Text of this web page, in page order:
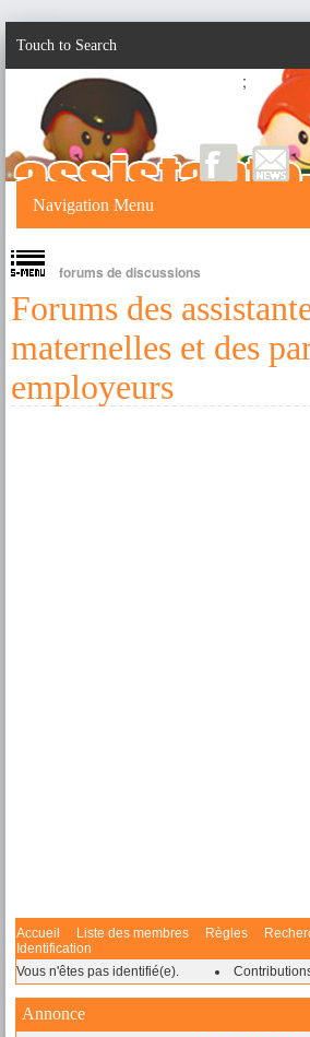
Touch to Search
;
Navigation Menu
forums de discussions
Forums des
maternelles et des
employeurs
Accueil Liste des membres Règles
Identification
Vous n'êtes pas identifié(e).
Annonce